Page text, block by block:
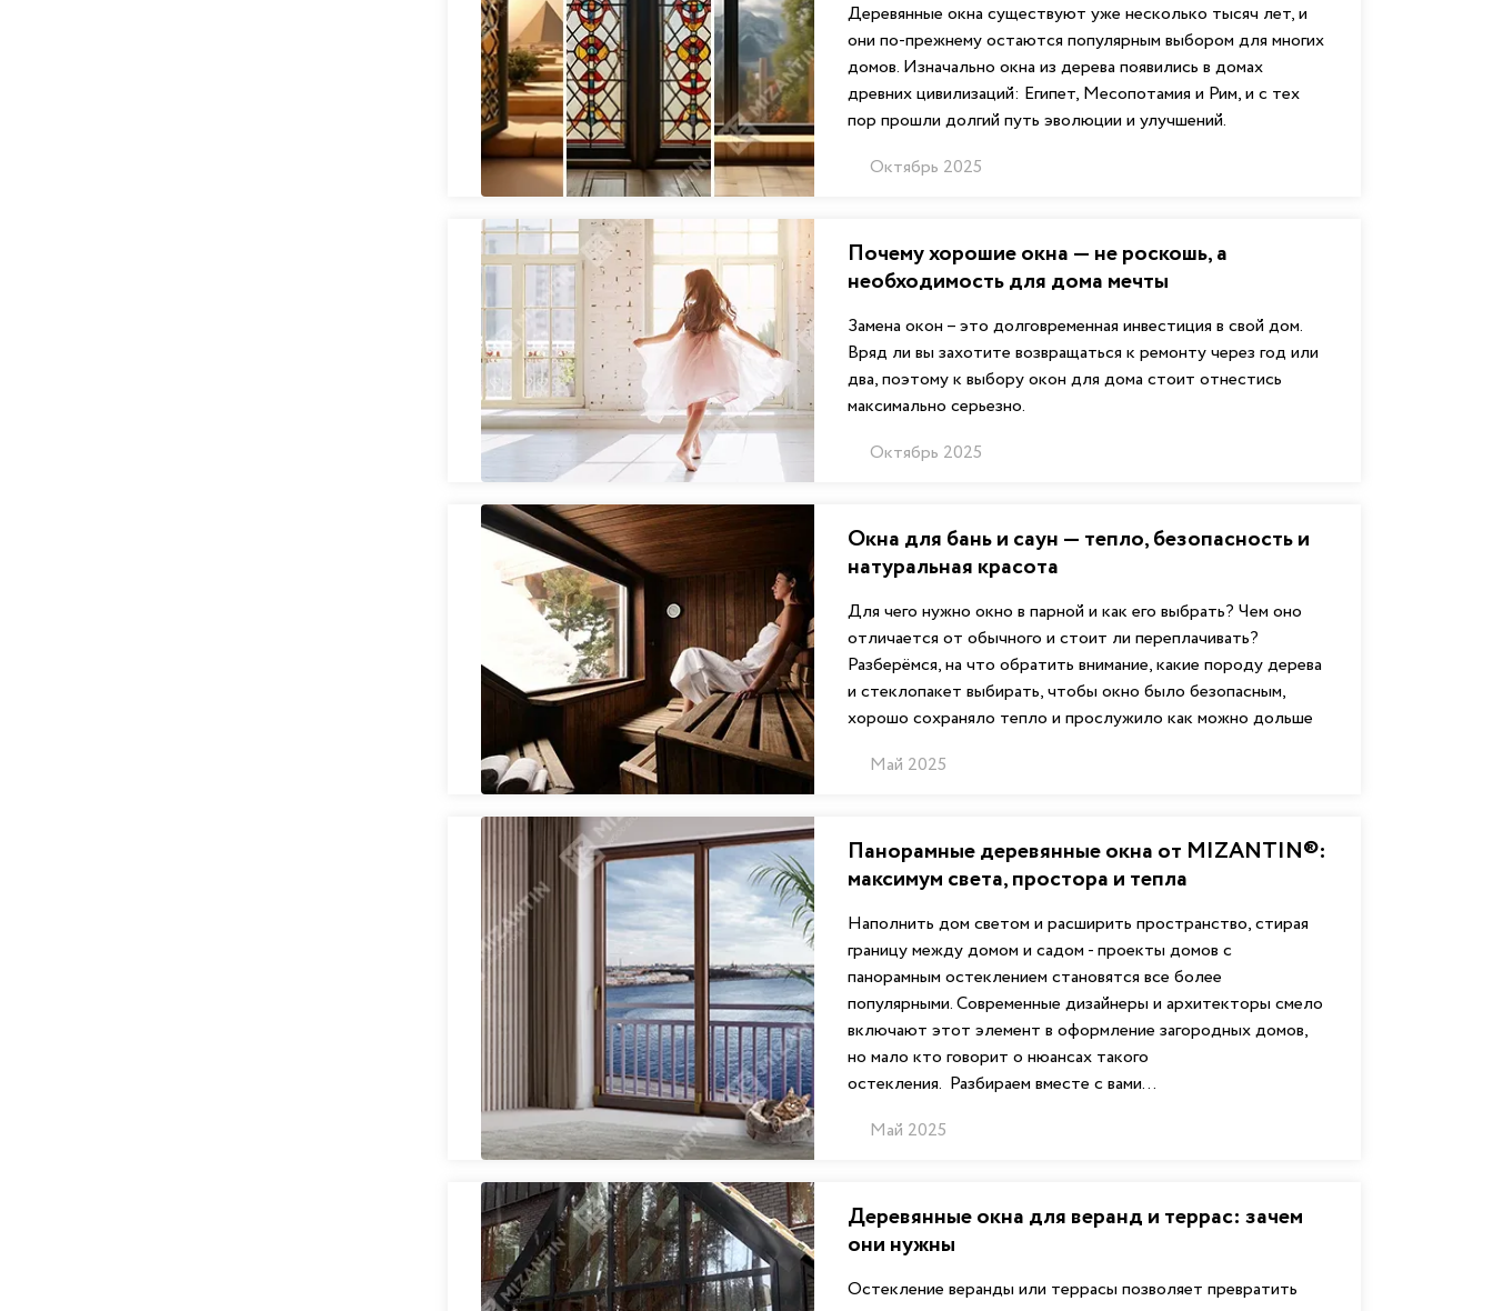
Деревянные окна существуют уже несколько тысяч лет, и
они по-прежнему остаются популярным выбором для многих
домов. Изначально окна из дерева появились в домах
древних цивилизаций: Египет, Месопотамия и Рим, и с тех
пор прошли долгий путь эволюции и улучшений.
Октябрь 2025
Почему хорошие окна — не роскошь, а
необходимость для дома мечты
Замена окон – это долговременная инвестиция в свой дом.
Вряд ли вы захотите возвращаться к ремонту через год или
два, поэтому к выбору окон для дома стоит отнестись
максимально серьезно.
Октябрь 2025
Окна для бань и саун — тепло, безопасность и
натуральная красота
Для чего нужно окно в парной и как его выбрать? Чем оно
отличается от обычного и стоит ли переплачивать?
Разберёмся, на что обратить внимание, какие породу дерева
и стеклопакет выбирать, чтобы окно было безопасным,
хорошо сохраняло тепло и прослужило как можно дольше
Май 2025
Панорамные деревянные окна от MIZANTIN®:
максимум света, простора и тепла
Наполнить дом светом и расширить пространство, стирая
границу между домом и садом - проекты домов с
панорамным остеклением становятся все более
популярными. Современные дизайнеры и архитекторы смело
включают этот элемент в оформление загородных домов,
но мало кто говорит о нюансах такого
остекления. Разбираем вместе с вами...
Май 2025
Деревянные окна для веранд и террас: зачем
они нужны
Остекление веранды или террасы позволяет превратить